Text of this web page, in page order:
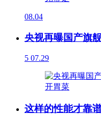
08.04
央视再曝国产旗
5 07.29
这样的性能才靠